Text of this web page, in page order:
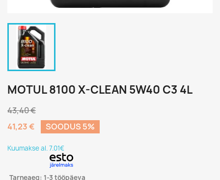
MOTUL 8100 X-CLEAN 5W40 C3 4L
43,40 €
41,23 €
SOODUS 5%
Kuumakse al. 7.01€
Tarneaeg: 1-3 tööpäeva